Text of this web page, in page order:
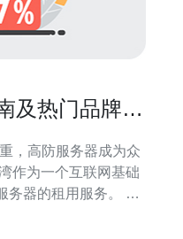
及热门品牌推
器的租用服务。 本